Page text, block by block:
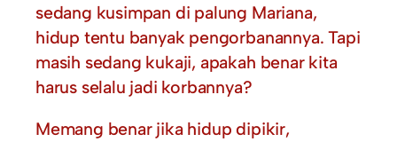
sedang kusimpan di palung Mariana,
hidup tentu banyak pengorbanannya. Tapi
masih sedang kukaji, apakah benar kita
harus selalu jadi korbannya?
Memang benar jika hidup dipikir,